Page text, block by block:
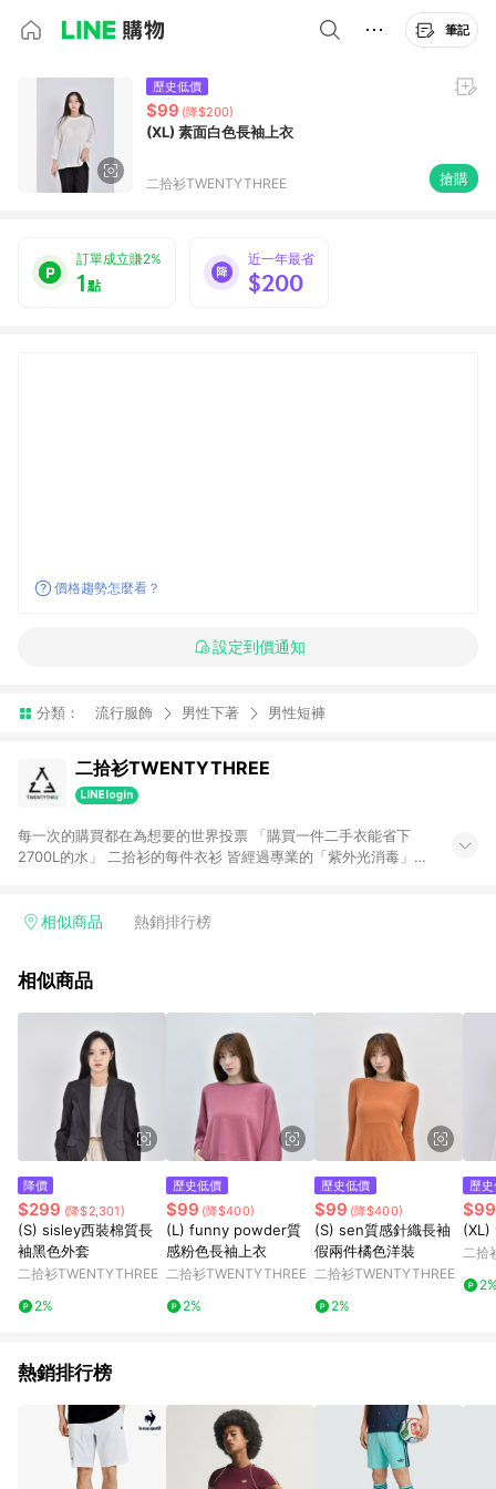
筆記
歷史低價
$99 (降$200)
(XL) 素面白色長袖上衣
二拾衫TWENTYTHREE 搶購
訂單成立賺2%
1點
近一年最省
$200
價格趨勢怎麼看？
設定到價通知
分類： 流行服飾 男性下著 男性短褲
二拾衫TWENTYTHREE
每一次的購買都在為想要的世界投票 「購買一件二手衣能省下
2700L的水」 二拾衫的每件衣衫 皆經過專業的「紫外光消毒」、
物的印象 ｜IG 23twentythree_tw ｜FB 二拾衫
相似商品 熱銷排行榜
相似商品
降價
$299 (降$2,301)
(S) sisley西裝棉質長
袖黑色外套
二拾衫TWENTYTHREE
2%
歷史低價
$99 (降$400)
(L) funny powder質
感粉色長袖上衣
二拾衫TWENTYTHREE
2%
歷史低價
$99 (降$400)
(S) sen質感針織長袖
假兩件橘色洋裝
二拾衫TWENTYTHREE
2%
歷
$99
(XL)
二拾
熱銷排行榜